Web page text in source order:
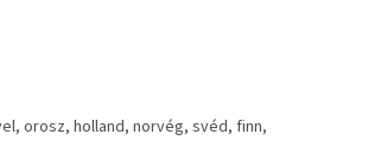
orosz, holland, norvég, svéd, finn,